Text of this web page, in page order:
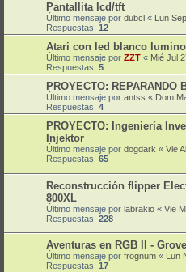
Pantallita lcd/tft
Último mensaje por dubcl « Lun
Respuestas: 12
Atari con led blanco
Último mensaje por ZZT « Mié Jul
Respuestas: 5
PROYECTO: REPARANDO
Último mensaje por antss « Dom
Respuestas: 4
PROYECTO: Ingeniería
Injektor
Último mensaje por dogdark « Vie
Respuestas: 65
Reconstrucción flipper
800XL
Último mensaje por labrakio « Vie
Respuestas: 228
Aventuras en RGB II -
Último mensaje por frognum « Lun
Respuestas: 17